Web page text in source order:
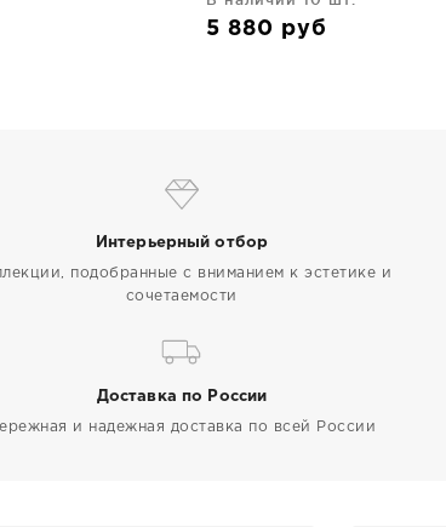
5 880 руб
Интерьерный отбор
подобранные с вниманием к эстетике и
сочетаемости
Доставка по России
и надежная доставка по всей России